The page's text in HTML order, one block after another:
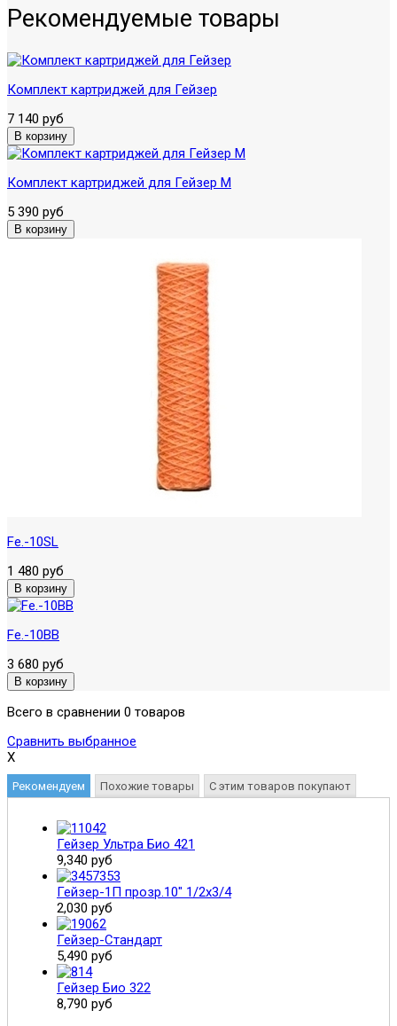
Рекомендуемые товары
Комплект картриджей для Гейзер
7 140 руб
Комплект картриджей для Гейзер М
5 390 руб
Fe.-10SL
1 480 руб
Fe.-10BB
3 680 руб
Всего в сравнении 0 товаров
Сравнить выбранное
X
Рекомендуем
Гейзер Ультра Био 421
9,340 руб
Гейзер-1П прозр.10" 1/2х3/4
2,030 руб
Гейзер-Стандарт
5,490 руб
Гейзер Био 322
8,790 руб
Похожие товары С этим товаров покупают